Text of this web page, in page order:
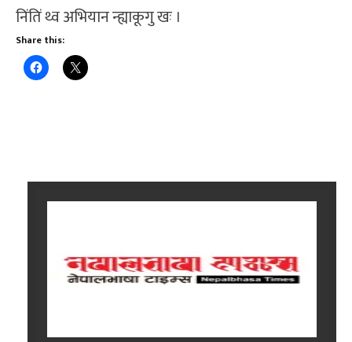
निंतिं थ्व अभियान न्ह्याकूगु खः ।
Share this: